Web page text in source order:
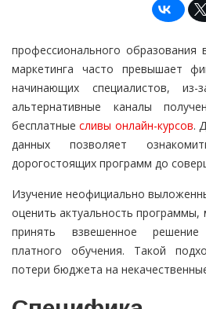
профессионального
маркетинга часто превышает
начинающих специалистов,
альтернативные каналы
бесплатныесливы онлайн-курсов.
данных позволяет
дорогостоящих программ до
Изучение неофициально
оценить актуальность
принять взвешенное
платного обучения. Такой
потери бюджета на